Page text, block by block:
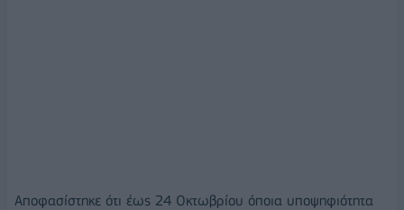
Αποφασίστηκε ότι έως 24 Οκτωβρίου όποια υποψηφιότητα